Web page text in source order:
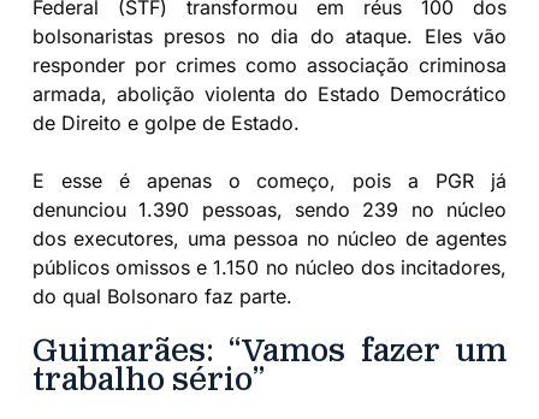
Federal (STF) transformou em réus 100 dos
bolsonaristas presos no dia do ataque. Eles vão
responder por crimes como associação criminosa
armada, abolição violenta do Estado Democrático
de Direito e golpe de Estado.
E esse é apenas o começo, pois a PGR já
denunciou 1.390 pessoas, sendo 239 no núcleo
dos executores, uma pessoa no núcleo de agentes
públicos omissos e 1.150 no núcleo dos incitadores,
do qual Bolsonaro faz parte.
Guimarães: “Vamos fazer um
trabalho sério”